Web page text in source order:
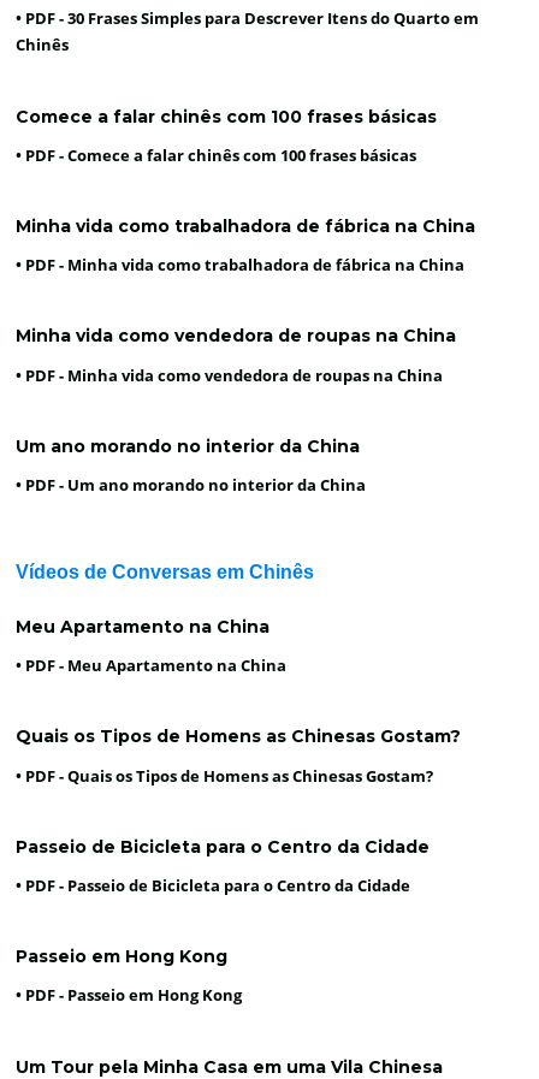
• PDF -30 Frases Simples para Descrever Itens do Quarto em
Chinês
Comece a falar chinês com 100 frases básicas
• PDF -Comece a falar chinês com 100 frases básicas
Minha vida como trabalhadora de fábrica na China
• PDF - Minha vida como trabalhadora de fábrica na China
Minha vida como vendedora de roupas na China
• PDF - Minha vida como vendedora de roupas na China
Um ano morando no interior da China
• PDF - Um ano morando no interior da China
Vídeos de Conversas em Chinês
Meu Apartamento na China
• PDF - Meu Apartamento na China
Quais os Tipos de Homens as Chinesas Gostam?
• PDF -Quais os Tipos de Homens as Chinesas Gostam?
Passeio de Bicicleta para o Centro da Cidade
• PDF - Passeio de Bicicleta para o Centro da Cidade
Passeio em Hong Kong
• PDF - Passeio em Hong Kong
Um Tour pela Minha Casa em uma Vila Chinesa